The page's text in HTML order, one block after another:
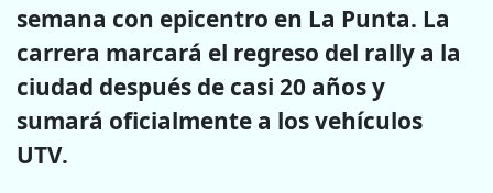
semana con epicentro en La Punta. La
carrera marcará el regreso del rally a la
ciudad después de casi 20 años y
sumará oficialmente a los vehículos
UTV.